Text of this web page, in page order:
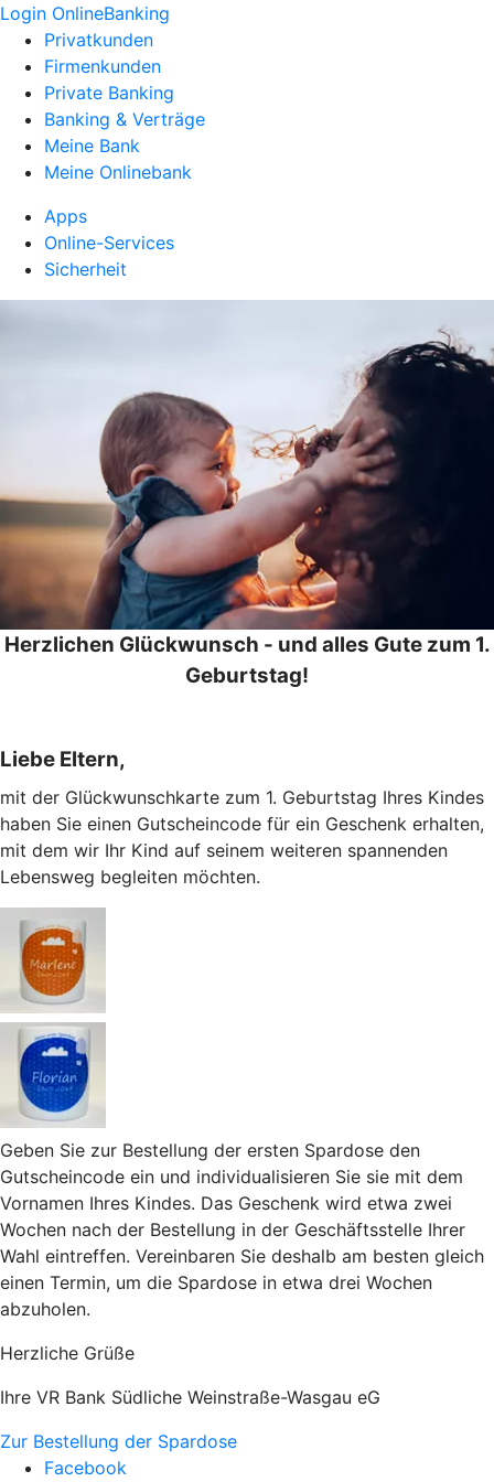
Login OnlineBanking
Privatkunden
Firmenkunden
Private Banking
Banking & Verträge
Meine Bank
Meine Onlinebank
Apps
Online-Services
Sicherheit
Herzlichen Glückwunsch - und alles Gute zum 1.
Geburtstag!
Liebe Eltern,
mit der Glückwunschkarte zum 1. Geburtstag Ihres Kindes
haben Sie einen Gutscheincode für ein Geschenk erhalten,
mit dem wir Ihr Kind auf seinem weiteren spannenden
Lebensweg begleiten möchten.
Geben Sie zur Bestellung der ersten Spardose den
Gutscheincode ein und individualisieren Sie sie mit dem
Vornamen Ihres Kindes. Das Geschenk wird etwa zwei
Wochen nach der Bestellung in der Geschäftsstelle Ihrer
Wahl eintreffen. Vereinbaren Sie deshalb am besten gleich
einen Termin, um die Spardose in etwa drei Wochen
abzuholen.
Herzliche Grüße
Ihre VR Bank Südliche Weinstraße-Wasgau eG
Zur Bestellung der Spardose
Facebook